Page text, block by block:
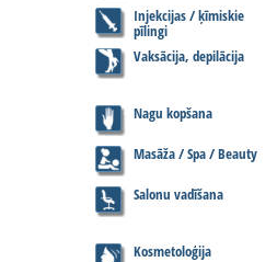
Injekcijas / ķīmiskie
pīlingi
Vaksācija, depilācija
Nagu kopšana
Masāža / Spa / Beauty
Salonu vadīšana
Kosmetoloģija